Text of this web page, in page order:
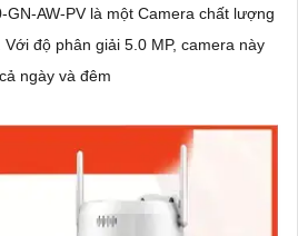
GN-AW-PV là một Camera chất lượng
ngày và đêm